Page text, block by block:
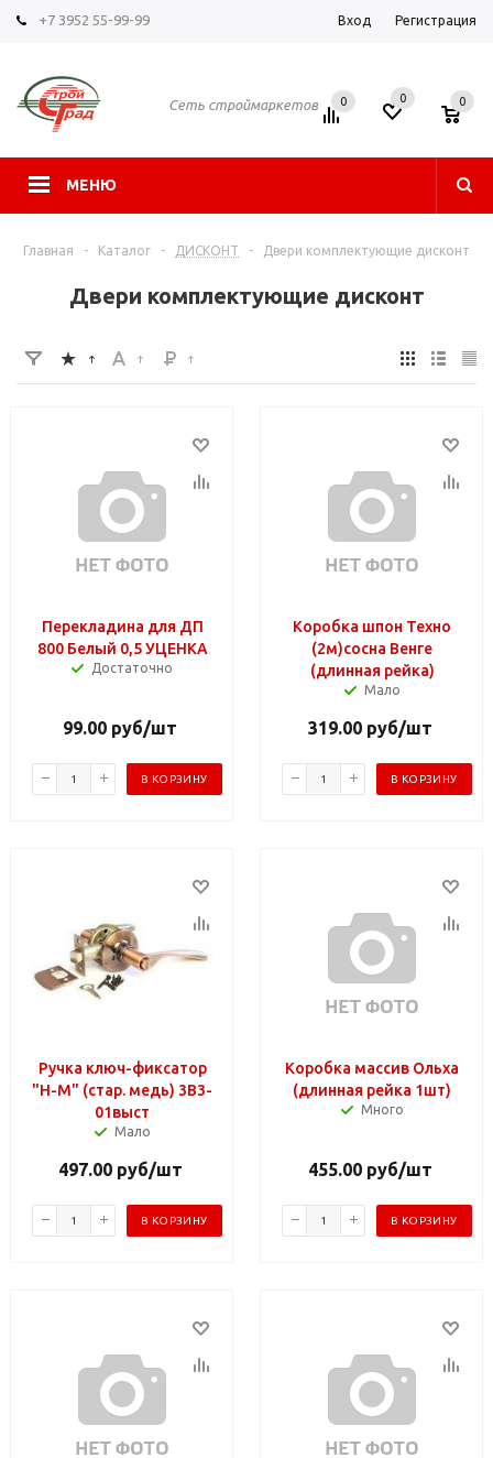
+7 3952 55-99-99 Вход Регистрация
Сеть строймаркетов
МЕНЮ
0 0 0
Главная - Каталог - ДИСКОНТ - Двери комплектующие дисконт
Двери комплектующие дисконт
Перекладина для ДП
800 Белый 0,5 УЦЕНКА
Достаточно
99.00 руб/шт
В КОРЗИНУ
Коробка шпон Техно
(2м)сосна Венге
(длинная рейка)
Мало
319.00руб/шт
В КОРЗИНУ
Ручка ключ-фиксатор
"Н-М" (стар. медь) 3В3-
01выст
Мало
497.00руб/шт
В КОРЗИНУ
Коробка массив Ольха
(длинная рейка 1шт)
Много
455.00руб/шт
В КОРЗИНУ